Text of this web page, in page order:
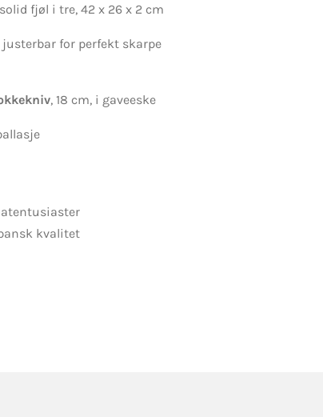
fjøl i tre, 42 x 26 x 2 cm
justerbar for perfekt skarpe
, 18 cm, i gaveeske
kvalitet